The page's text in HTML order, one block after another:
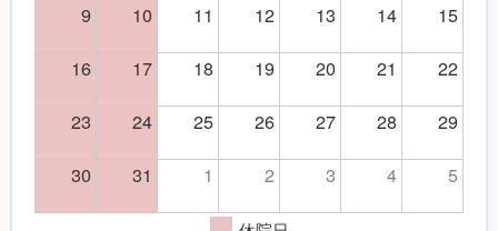
9
10 11 12 13 14
15
16
17 18 19 20 21
22
23
24 25 26 27 28
29
30
31 1 2 3 4 5